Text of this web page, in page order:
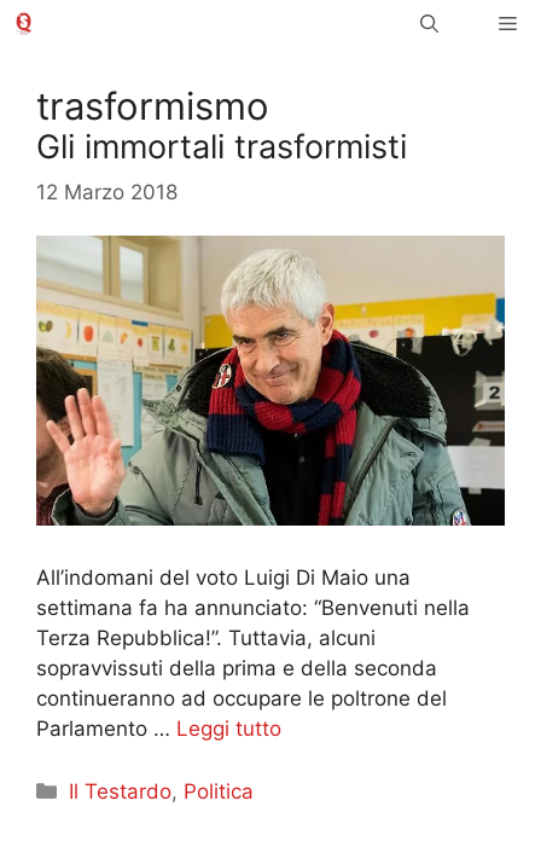
Vai
trasformismo
Gli immortali trasformisti
12 Marzo 2018
All’indomani del voto Luigi Di Maio una
settimana fa ha annunciato: “Benvenuti nella
Terza Repubblica!”. Tuttavia, alcuni
sopravvissuti della prima e della seconda
continueranno ad occupare le poltrone del
Parlamento … Leggi tutto
Categorie
Il Testardo, Politica